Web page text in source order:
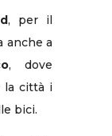
, per il
anche a
, dove
la città i
bici.